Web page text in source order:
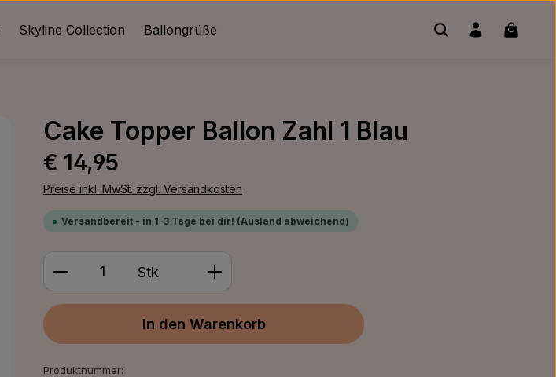
Skyline Collection Ballongrüße
Cake Topper Ballon Zahl 1 Blau
Regulärer Preis:
€ 14,95
Preise inkl. MwSt. zzgl. Versandkosten
Versandbereit - in 1-3 Tage bei dir! (Ausland abweichend)
Produkt Anzahl: Gib den gewünschten Wert ein oder
Stk
In den Warenkorb
Produktnummer: